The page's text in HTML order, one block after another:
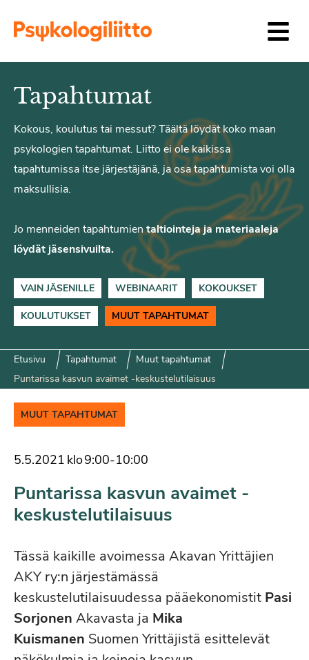
Tapahtumat
Kokous, koulutus tai messut? Täältä löydät koko maan
psykologien tapahtumat. Liitto ei ole kaikissa
tapahtumissa itse järjestäjänä, ja osa tapahtumista voi olla
maksullisia.
Jo menneiden tapahtumientaltiointeja ja materiaaleja
löydät jäsensivuilta.
VAIN JÄSENILLE WEBINAARIT KOKOUKSET
KOULUTUKSET MUUT TAPAHTUMAT
Etusivu Tapahtumat
Muut tapahtumat
Puntarissa kasvun avaimet -keskustelutilaisuus
MUUT TAPAHTUMAT
5.5.2021 klo9:00-10:00
Puntarissa kasvun avaimet -
keskustelutilaisuus
Tässä kaikille avoimessa Akavan Yrittäjien
AKY ry:n järjestämässä
keskustelutilaisuudessa pääekonomistit Pasi
Sorjonen Akavasta ja Mika
Kuismanen Suomen Yrittäjistä esittelevät